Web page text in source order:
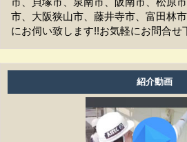
工事前の近隣への挨拶はどうなり
お支払方法は現金ですか？
アフターフォローはどうなってい
養生ビニールがしてある時は、
ン等は普通に使えますか？
市、大阪狭山市、藤井寺市、富田林市
にお伺い致します!!お気軽にお問合せ
紹介動画